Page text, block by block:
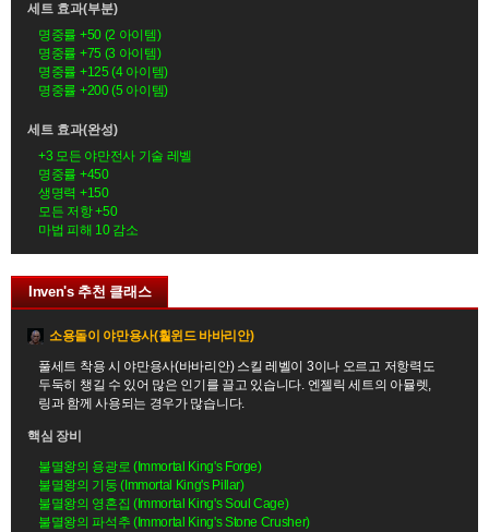
세트 효과(부분)
명중률 +50 (2 아이템)
명중률 +75 (3 아이템)
명중률 +125 (4 아이템)
명중률 +200 (5 아이템)
세트 효과(완성)
+3 모든 야만전사 기술 레벨
명중률 +450
생명력 +150
모든 저항 +50
마법 피해 10 감소
Inven's 추천 클래스
소용돌이 야만용사(훨윈드 바바리안)
풀세트 착용 시 야만용사(바바리안) 스킬 레벨이 3이나 오르고 저항력도
두둑히 챙길 수 있어 많은 인기를 끌고 있습니다. 엔젤릭 세트의 아뮬렛,
링과 함께 사용되는 경우가 많습니다.
핵심 장비
불멸왕의 용광로 (Immortal King's Forge)
불멸왕의 기둥 (Immortal King's Pillar)
불멸왕의 영혼집 (Immortal King's Soul Cage)
불멸왕의 파석추 (Immortal King's Stone Crusher)